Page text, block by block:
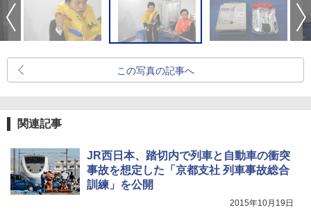
この写真の記事へ
関連記事
JR西日本、踏切内で列車と自動車の衝突
事故を想定した「京都支社 列車事故総合
訓練」を公開
2015年10月19日